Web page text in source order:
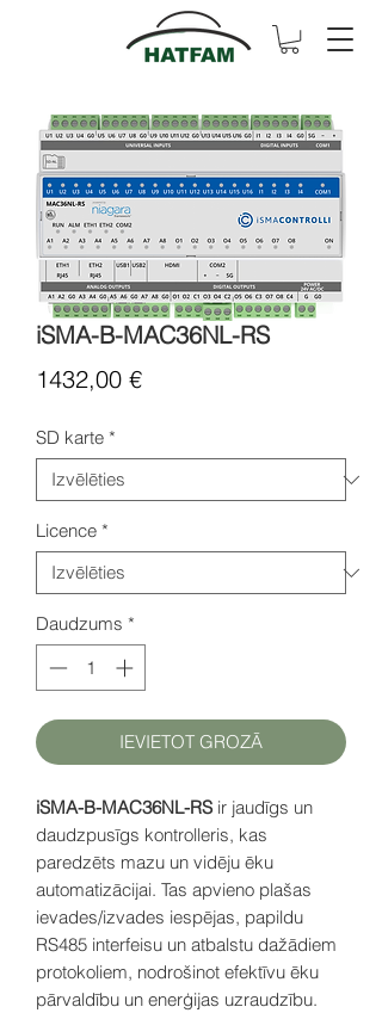
iSMA-B-MAC36NL-RS
1432,00 €Cena
SD karte *
Licence *
Daudzums *
IEVIETOT GROZĀ
iSMA-B-MAC36NL-RS ir jaudīgs un
daudzpusīgs kontrolleris, kas
paredzēts mazu un vidēju ēku
automatizācijai. Tas apvieno plašas
ievades/izvades iespējas, papildu
RS485 interfeisu un atbalstu dažādiem
protokoliem, nodrošinot efektīvu ēku
pārvaldību un enerģijas uzraudzību.